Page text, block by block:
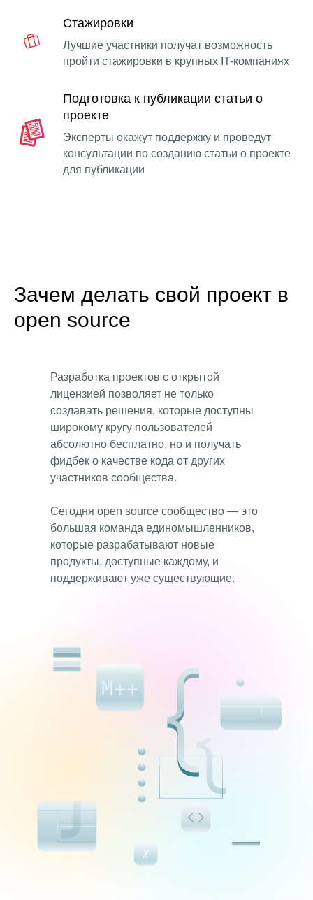
Стажировки
Лучшие участники получат возможность
пройти стажировки в крупных IT-компаниях
Подготовка к публикации статьи о
проекте
Эксперты окажут поддержку и проведут
консультации по созданию статьи о проекте
для публикации
Зачем делать свой проект в
open source
Разработка проектов с открытой
лицензией позволяет не только
создавать решения, которые доступны
широкому кругу пользователей
абсолютно бесплатно, но и получать
фидбек о качестве кода от других
участников сообщества.
Сегодня open source сообщество — это
большая команда единомышленников,
которые разрабатывают новые
продукты, доступные каждому, и
поддерживают уже существующие.